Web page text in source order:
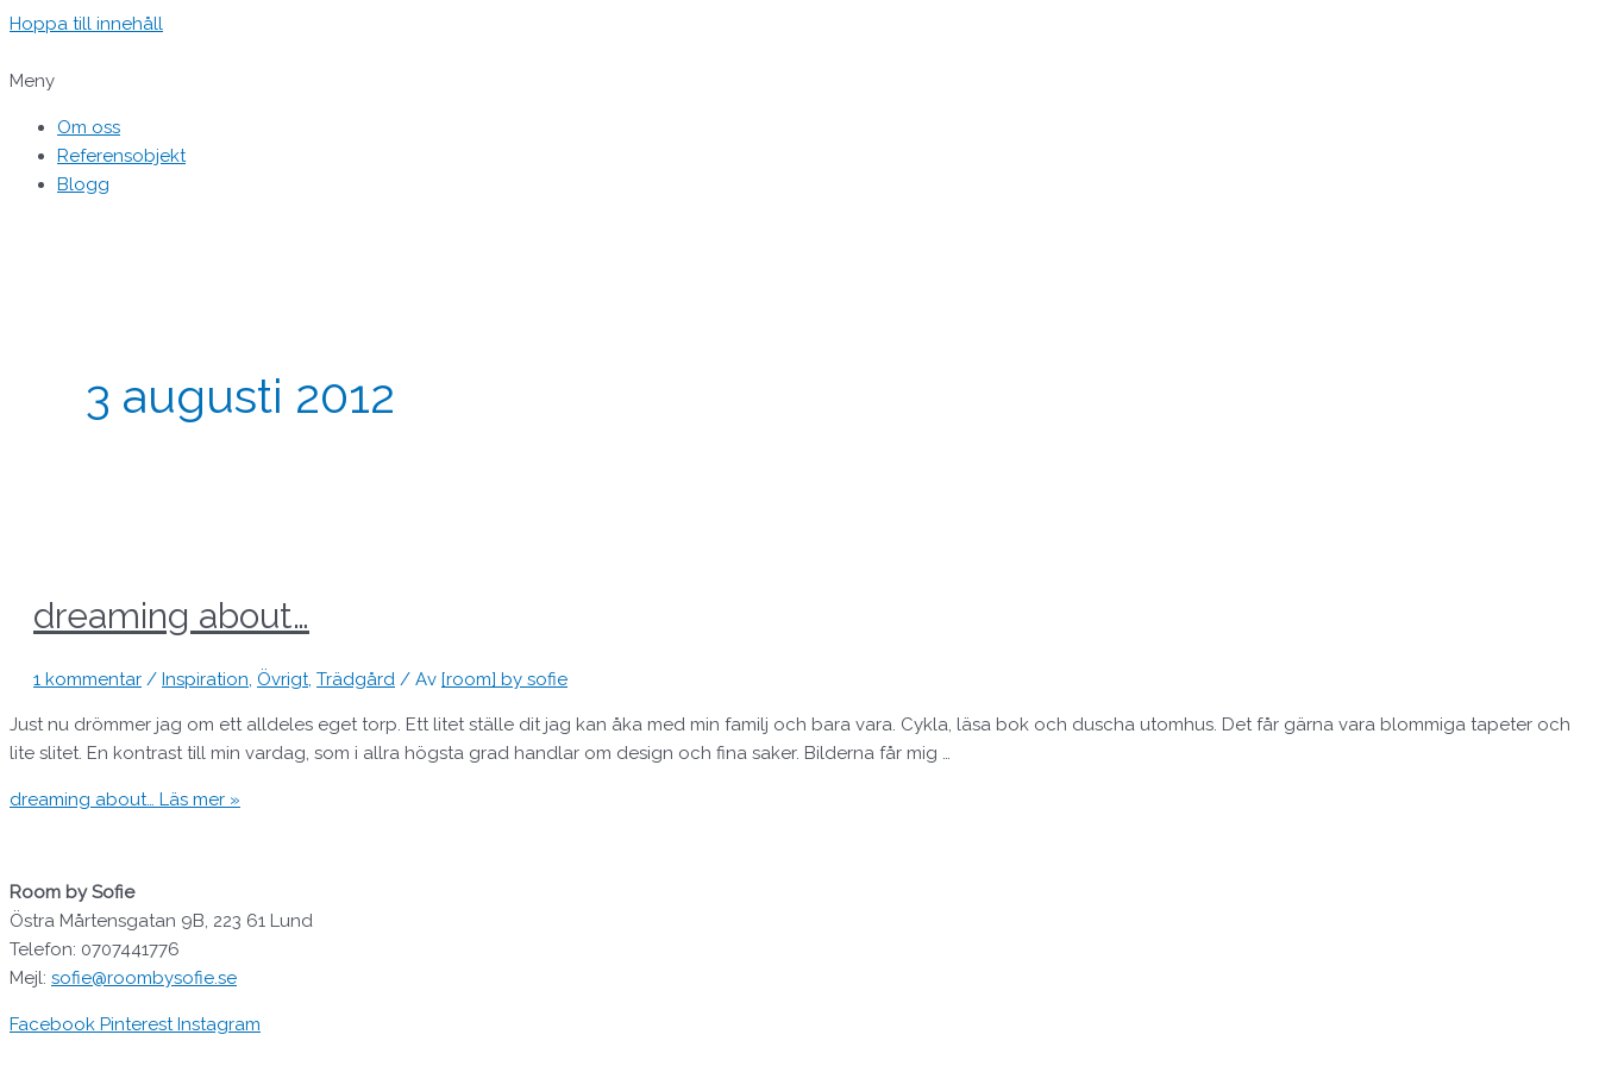
Hoppa till innehåll
Meny
Om oss
Referensobjekt
Blogg
3 augusti 2012
dreaming about…
1 kommentar / Inspiration, Övrigt, Trädgård / Av [room] by sofie
Just nu drömmer jag om ett alldeles eget torp. Ett litet ställe dit jag kan åka med min familj och bara vara. Cykla, läsa bok och duscha utomhus. Det får gärna vara blommiga tapeter och
lite slitet. En kontrast till min vardag, som i allra högsta grad handlar om design och fina saker. Bilderna får mig …
dreaming about… Läs mer »
Room by Sofie
Östra Mårtensgatan 9B, 223 61 Lund
Telefon: 0707441776
Mejl: sofie@roombysofie.se
Facebook Pinterest Instagram